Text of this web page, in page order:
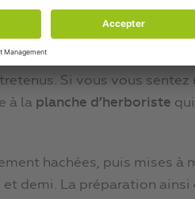
La chélidoine est
vertus miraculeuses. On
1000 m, dans les taillis,
Si vous vous sentez
à la planche d’herboriste
hachées, puis mises à
et demi. La préparation